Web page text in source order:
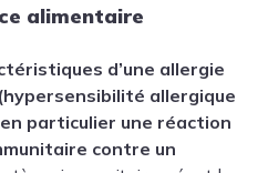
alimentaire
d’une allergie
allergique
particulier une réaction
contre un